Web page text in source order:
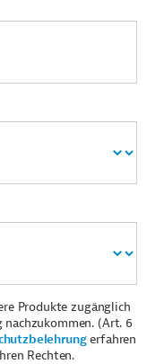
Produkte zugänglich
(Art. 6
erfahren
Rechten.